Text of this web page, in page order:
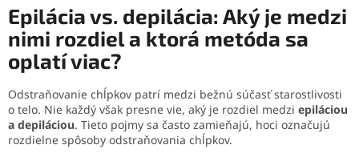
Epilácia vs. depilácia: Aký je medzi
nimi rozdiel a ktorá metóda sa
oplatí viac?
Odstraňovanie chĺpkov patrí medzi bežnú súčasť starostlivosti
o telo. Nie každý však presne vie, aký je rozdiel medzi epiláciou
a depiláciou. Tieto pojmy sa často zamieňajú, hoci označujú
rozdielne spôsoby odstraňovania chĺpkov.